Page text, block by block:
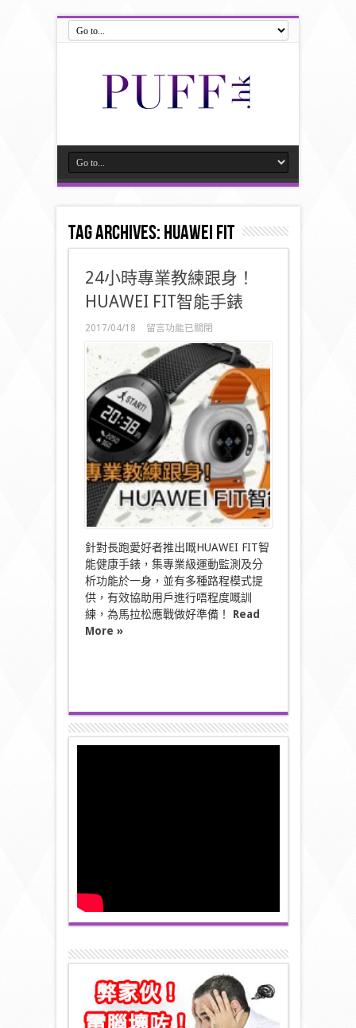
Tag Archives:HUAWEI FIT
24小時專業教練跟身！
HUAWEI FIT智能手錶
2017/04/18
在
小
時
專
業
教
練
跟
身！
HUAWEI
FIT
智
能
手
錶〉
留言功能已關閉
針對長跑愛好者推出嘅HUAWEI FIT智
能健康手錶，集專業級運動監測及分
析功能於一身，並有多種路程模式提
供，有效協助用戶進行唔程度嘅訓
練，為馬拉松應戰做好準備！ Read
More »